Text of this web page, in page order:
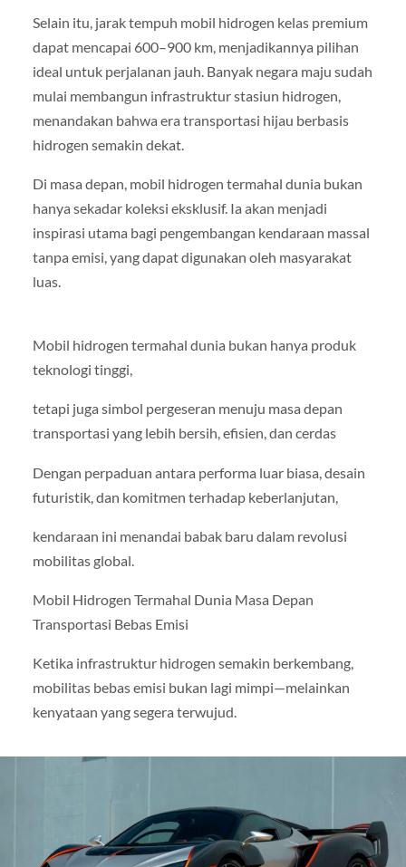
Selain itu, jarak tempuh mobil hidrogen kelas premium
dapat mencapai 600–900 km, menjadikannya pilihan
ideal untuk perjalanan jauh. Banyak negara maju sudah
mulai membangun infrastruktur stasiun hidrogen,
menandakan bahwa era transportasi hijau berbasis
hidrogen semakin dekat.
Di masa depan, mobil hidrogen termahal dunia bukan
hanya sekadar koleksi eksklusif. Ia akan menjadi
inspirasi utama bagi pengembangan kendaraan massal
tanpa emisi, yang dapat digunakan oleh masyarakat
luas.
Mobil hidrogen termahal dunia bukan hanya produk
teknologi tinggi,
tetapi juga simbol pergeseran menuju masa depan
transportasi yang lebih bersih, efisien, dan cerdas
Dengan perpaduan antara performa luar biasa, desain
futuristik, dan komitmen terhadap keberlanjutan,
kendaraan ini menandai babak baru dalam revolusi
mobilitas global.
Mobil Hidrogen Termahal Dunia Masa Depan
Transportasi Bebas Emisi
Ketika infrastruktur hidrogen semakin berkembang,
mobilitas bebas emisi bukan lagi mimpi—melainkan
kenyataan yang segera terwujud.